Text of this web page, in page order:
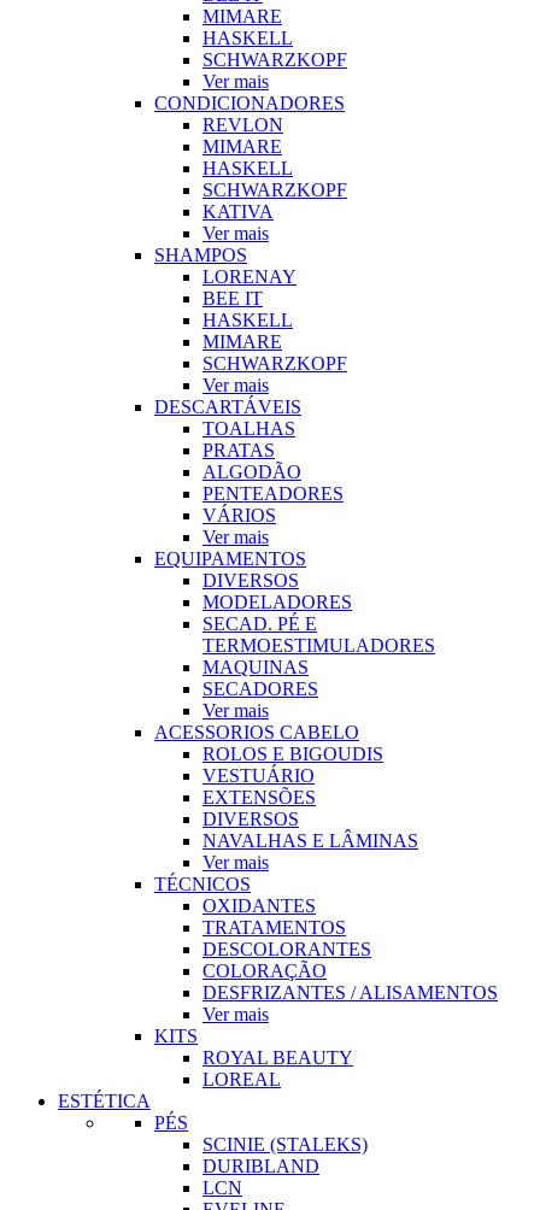
MIMARE
HASKELL
SCHWARZKOPF
Ver mais
CONDICIONADORES
REVLON
MIMARE
HASKELL
SCHWARZKOPF
KATIVA
Ver mais
SHAMPOS
LORENAY
BEE IT
HASKELL
MIMARE
SCHWARZKOPF
Ver mais
DESCARTÁVEIS
TOALHAS
PRATAS
ALGODÃO
PENTEADORES
VÁRIOS
Ver mais
EQUIPAMENTOS
DIVERSOS
MODELADORES
SECAD. PÉ E
TERMOESTIMULADORES
MAQUINAS
SECADORES
Ver mais
ACESSORIOS CABELO
ROLOS E BIGOUDIS
VESTUÁRIO
EXTENSÕES
DIVERSOS
NAVALHAS E LÂMINAS
Ver mais
TÉCNICOS
OXIDANTES
TRATAMENTOS
DESCOLORANTES
COLORAÇÃO
DESFRIZANTES / ALISAMENTOS
Ver mais
KITS
ROYAL BEAUTY
LOREAL
ESTÉTICA
PÉS
SCINIE (STALEKS)
DURIBLAND
LCN